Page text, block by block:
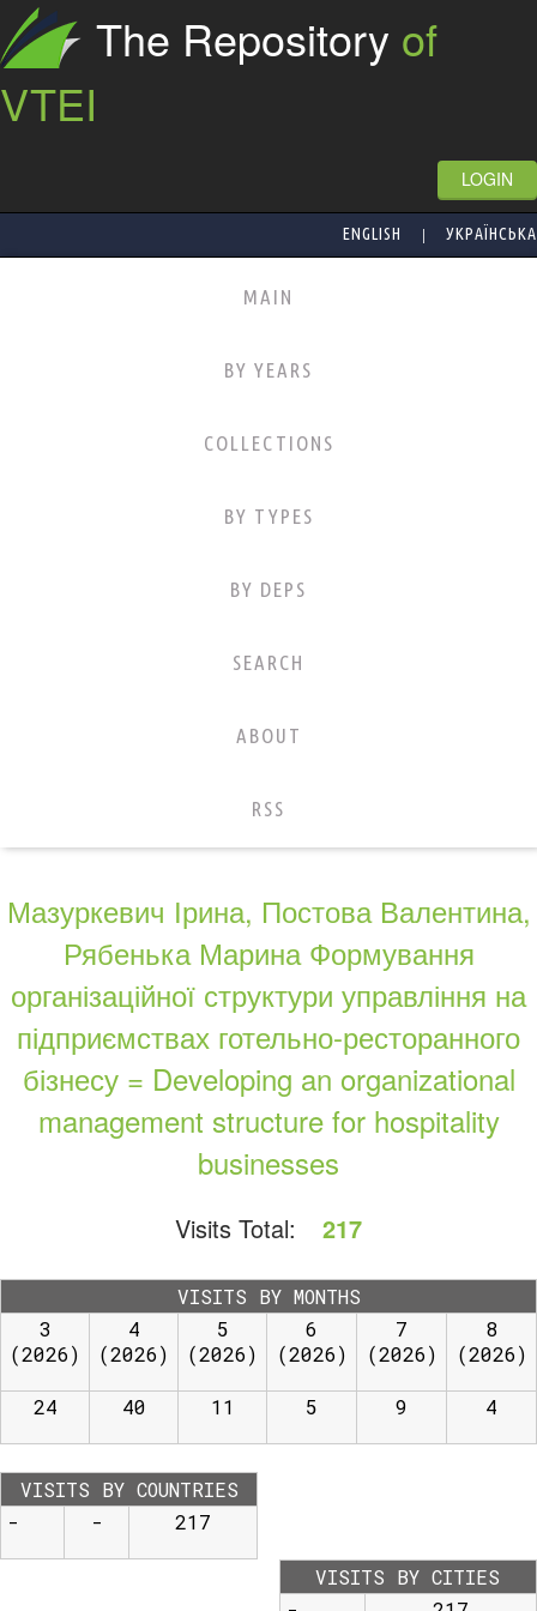
The Repository of
VTEI
LOGIN
ENGLISH | УКРАЇНСЬКА
MAIN
BY YEARS
COLLECTIONS
BY TYPES
BY DEPS
SEARCH
ABOUT
RSS
Мазуркевич Ірина, Постова Валентина,
Рябенька Марина Формування
організаційної структури управління на
підприємствах готельно-ресторанного
бізнесу = Developing an organizational
management structure for hospitality
businesses
Visits Total: 217
VISITS BY MONTHS
3
(2026)
4
(2026)
5
(2026)
6
(2026)
7
(2026)
8
(2026)
24 40 11 5 9 4
VISITS BY COUNTRIES
-
- 217
VISITS BY CITIES